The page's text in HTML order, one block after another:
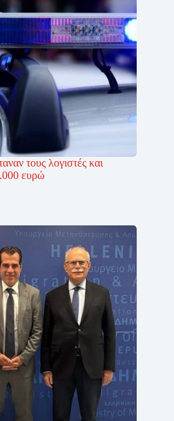
τους λογιστές και
ευρώ